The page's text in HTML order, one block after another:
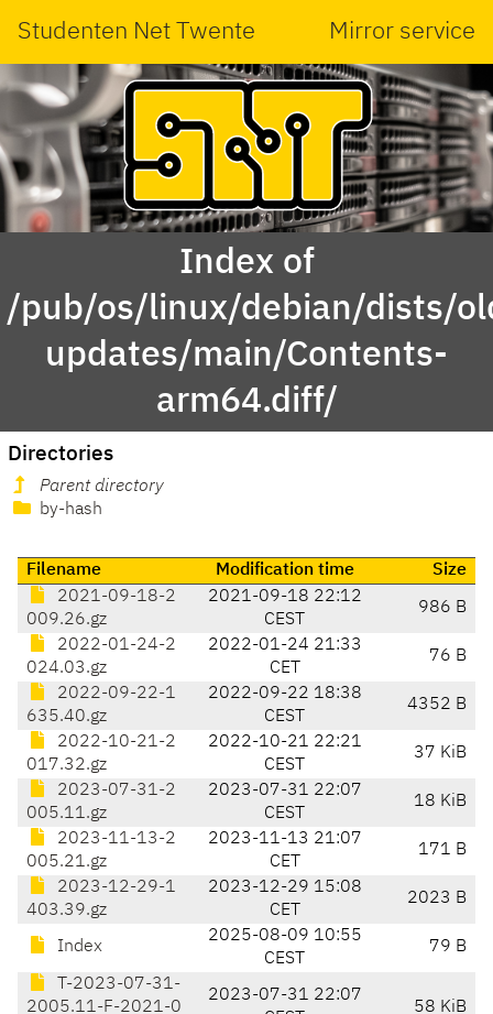
Studenten Net Twente Mirror service
Index of
/pub/os/linux/debian/dists/
updates/main/Contents-
arm64.diff/
Directories
Parent directory
by-hash
Filename Modification time
Size
2021-09-18-2
009.26.gz
2021-09-18 22:12
CEST
986 B
2022-01-24-2
024.03.gz
2022-01-24 21:33
CET
76 B
2022-09-22-1
635.40.gz
2022-09-22 18:38
CEST
4352 B
2022-10-21-2
017.32.gz
2022-10-21 22:21
CEST
37 KiB
2023-07-31-2
005.11.gz
2023-07-31 22:07
CEST
18 KiB
2023-11-13-2
005.21.gz
2023-11-13 21:07
CET
171 B
2023-12-29-1
403.39.gz
2023-12-29 15:08
CET
2023 B
Index
2025-08-09 10:55
CEST
79 B
T-2023-07-31-
2005.11-F-2021-0
2023-07-31 22:07
58 KiB